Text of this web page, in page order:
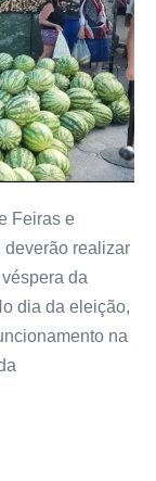
Feiras e
deverão realizar
da
dia da eleição,
na